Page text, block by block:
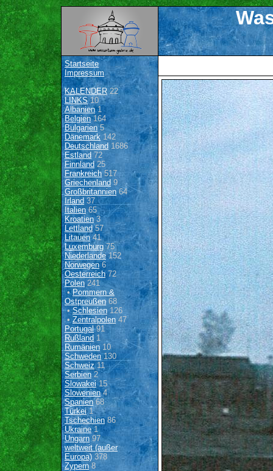
Startseite
Impressum
KALENDER22
LINKS10
Albanien1
Belgien164
Bulgarien 5
Dänemark142
Deutschland 1686
Estland 72
Finnland 25
Frankreich517
Griechenland9
Großbritannien64
Irland 37
Italien65
Kroatien3
Lettland57
Litauen41
Luxemburg 75
Niederlande152
Norwegen6
Oesterreich72
Polen 241
•Pommern &
Ostpreußen 68
•Schlesien 126
• Zentralpolen 47
Portugal91
Rußland1
Rumänien 10
Schweden130
Schweiz11
Serbien2
Slowakei15
Slowenien4
Spanien68
Türkei1
Tschechien86
Ukraine1
Ungarn 97
weltweit (außer
Europa) 378
Zypern 8